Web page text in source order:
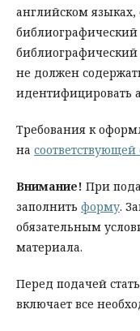
английском языках,
библиографический
не должен
идентифицировать
Требования к
на соответствующей
Внимание! При
заполнить форму.
обязательным
материала.
Перед подачей
включает все